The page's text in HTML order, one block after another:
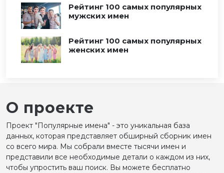
Рейтинг 100 самых популярных
мужских имен
Рейтинг 100 самых популярных
женских имен
О проекте
Проект "Популярные имена" - это уникальная база
данных, которая представляет обширный сборник имен
со всего мира. Мы собрали вместе тысячи имен и
представили все необходимые детали о каждом из них,
чтобы упростить ваш поиск. Вы можете бесплатно